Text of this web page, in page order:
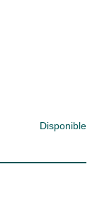
Disponible